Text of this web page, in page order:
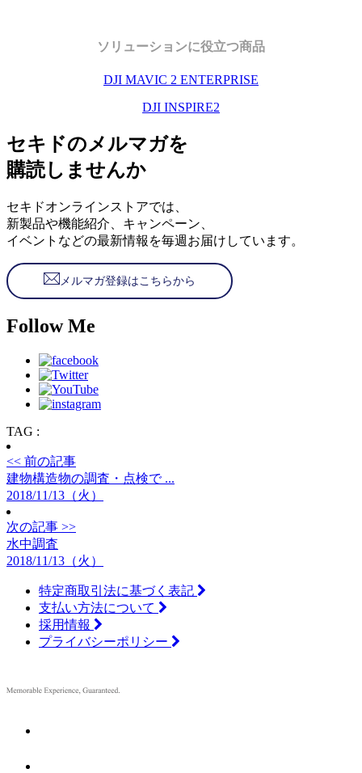
ソリューションに役立つ商品
DJI MAVIC 2 ENTERPRISE
DJI INSPIRE2
セキドのメルマガを
購読しませんか
セキドオンラインストアでは、
新製品や機能紹介、キャンペーン、
イベントなどの最新情報を毎週お届けしています。
メルマガ登録はこちらから
Follow Me
TAG :
<< 前の記事
建物構造物の調査・点検で ...
2018/11/13（火）
次の記事 >>
水中調査
2018/11/13（火）
特定商取引法に基づく表記
支払い方法について
採用情報
プライバシーポリシー